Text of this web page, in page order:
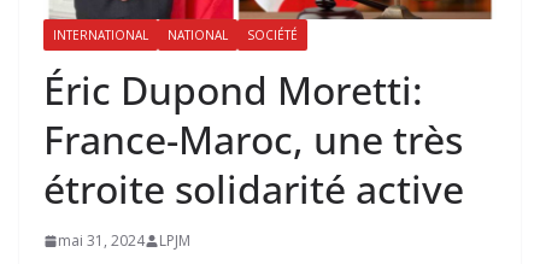
INTERNATIONAL NATIONAL SOCIÉTÉ
Éric Dupond Moretti:
France-Maroc, une très
étroite solidarité active
mai 31, 2024 LPJM